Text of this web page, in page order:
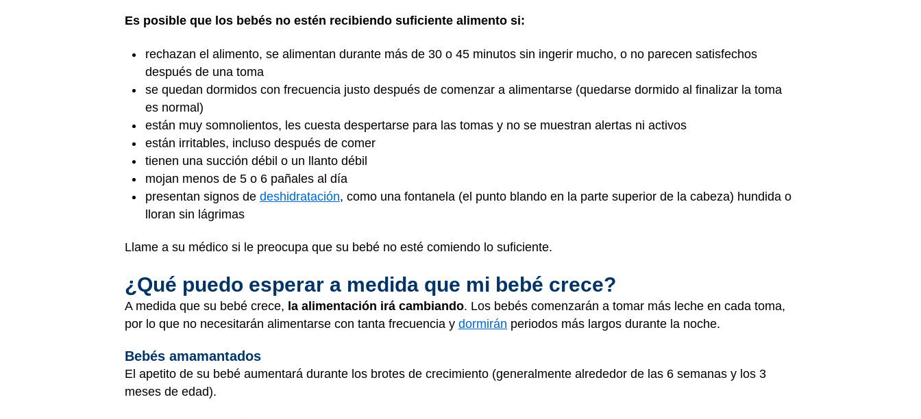
Es posible que los bebés no estén recibiendo suficiente alimento si:
rechazan el alimento, se alimentan durante más de 30 o 45 minutos sin ingerir mucho, o no parecen satisfechos
después de una toma
se quedan dormidos con frecuencia justo después de comenzar a alimentarse (quedarse dormido al finalizar la toma
es normal)
están muy somnolientos, les cuesta despertarse para las tomas y no se muestran alertas ni activos
están irritables, incluso después de comer
tienen una succión débil o un llanto débil
mojan menos de 5 o 6 pañales al día
presentan signos de deshidratación, como una fontanela (el punto blando en la parte superior de la cabeza) hundida o
lloran sin lágrimas
Llame a su médico si le preocupa que su bebé no esté comiendo lo suficiente.
¿Qué puedo esperar a medida que mi bebé crece?
A medida que su bebé crece, la alimentación irá cambiando. Los bebés comenzarán a tomar más leche en cada toma,
por lo que no necesitarán alimentarse con tanta frecuencia y dormirán periodos más largos durante la noche.
Bebés amamantados
El apetito de su bebé aumentará durante los brotes de crecimiento (generalmente alrededor de las 6 semanas y los 3
meses de edad).